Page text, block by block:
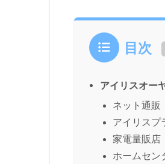
目次
アイリスオー
ネット通販
アイリスプ
家電量販店
ホームセン